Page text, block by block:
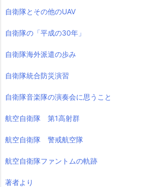
自衛隊とその他のUAV
自衛隊の「平成の30年」
自衛隊海外派遣の歩み
自衛隊統合防災演習
自衛隊音楽隊の演奏会に思うこと
航空自衛隊 第1高射群
航空自衛隊 警戒航空隊
航空自衛隊ファントムの軌跡
著者より